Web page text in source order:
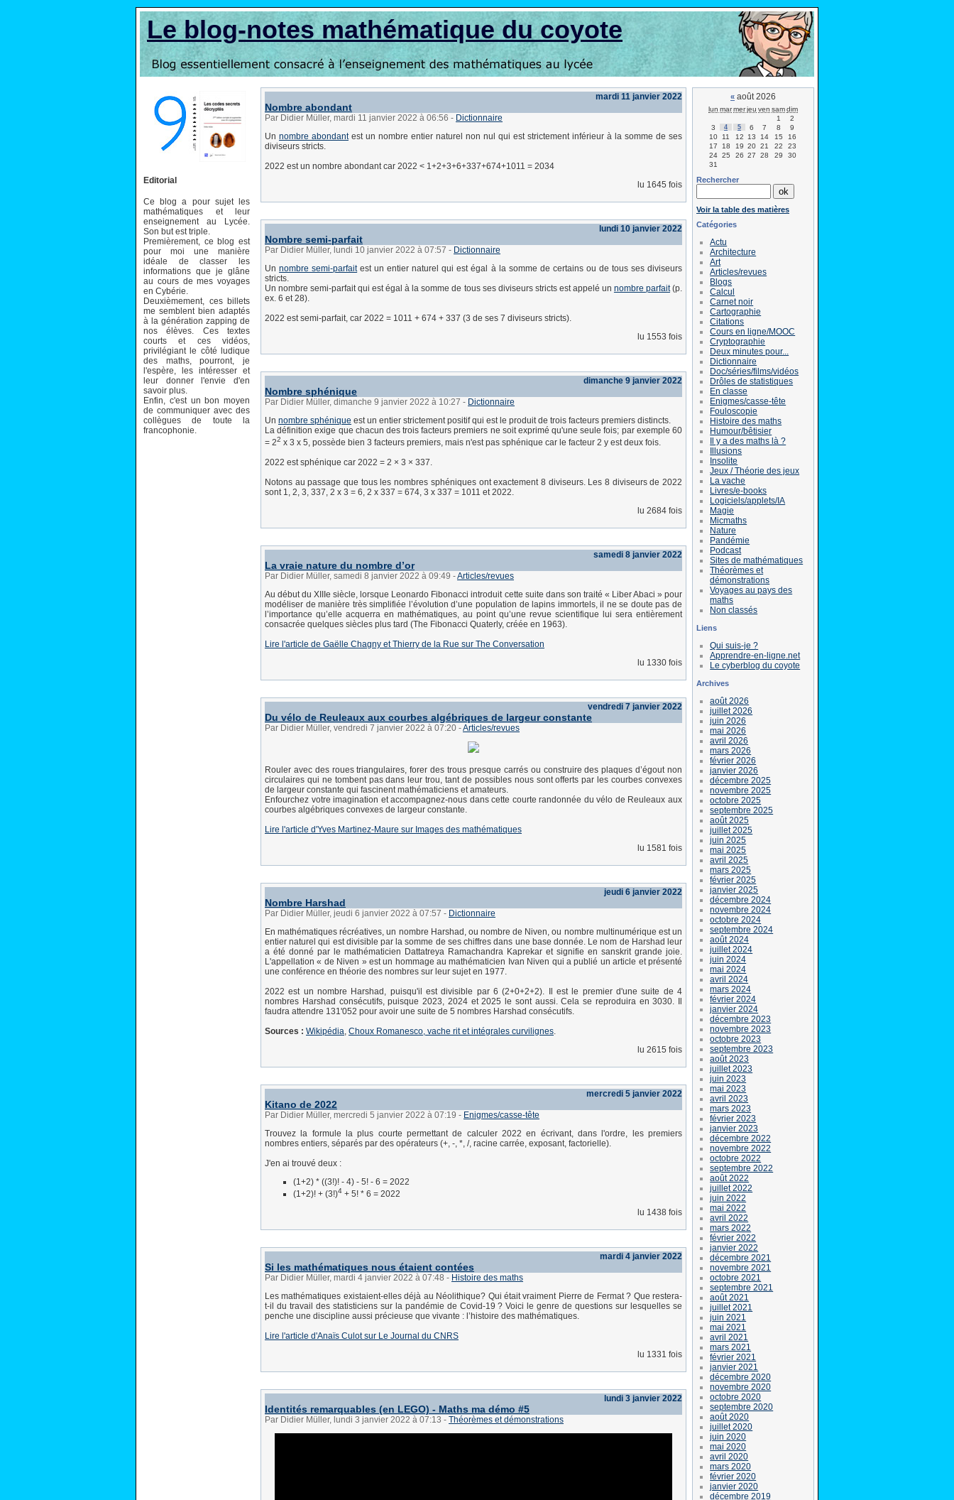
Le blog-notes mathématique du coyote
Editorial
Ce blog a pour sujet les
mathématiques et leur
enseignement au Lycée.
Son but est triple.
Premièrement, ce blog est
pour moi une manière
idéale de classer les
informations que je glâne
au cours de mes voyages
en Cybérie.
Deuxièmement, ces billets
me semblent bien adaptés
à la génération zapping de
nos élèves. Ces textes
courts et ces vidéos,
privilégiant le côté ludique
des maths, pourront, je
l'espère, les intéresser et
leur donner l'envie d'en
savoir plus.
Enfin, c'est un bon moyen
de communiquer avec des
collègues de toute la
francophonie.
mardi 11 janvier 2022
Nombre abondant
Par Didier Müller, mardi 11 janvier 2022 à 06:56 - Dictionnaire
Un nombre abondantest un nombre entier naturel non nul qui est strictement inférieur à la somme de ses
diviseurs stricts.
2022 est un nombre abondant car 2022 < 1+2+3+6+337+674+1011 = 2034
lu 1645 fois
lundi 10 janvier 2022
Nombre semi-parfait
Par Didier Müller, lundi 10 janvier 2022 à 07:57 - Dictionnaire
Unnombre semi-parfaitest un entier naturel qui est égal à la somme de certains ou de tous ses diviseurs
stricts.
Un nombre semi-parfait qui est égal à la somme de tous ses diviseurs stricts est appelé un nombre parfait(p.
ex. 6 et 28).
2022 est semi-parfait, car 2022 = 1011 + 674 + 337 (3 de ses 7 diviseurs stricts).
lu 1553 fois
dimanche 9 janvier 2022
Nombre sphénique
Par Didier Müller, dimanche 9 janvier 2022 à 10:27 - Dictionnaire
Un nombre sphénique est un entier strictement positif qui est le produit de trois facteurs premiers distincts.
La définition exige que chacun des trois facteurs premiers ne soit exprimé qu'une seule fois; par exemple 60
= 22 x 3 x 5, possède bien 3 facteurs premiers, mais n'est pas sphénique car le facteur 2 y est deux fois.
2022 est sphénique car 2022 = 2 × 3 × 337.
Notons au passage que tous les nombres sphéniques ont exactement 8 diviseurs. Les 8 diviseurs de 2022
sont 1, 2, 3, 337, 2 x 3 = 6, 2 x 337 = 674, 3 x 337 = 1011 et 2022.
lu 2684 fois
samedi 8 janvier 2022
La vraie nature du nombre d’or
Par Didier Müller, samedi 8 janvier 2022 à 09:49 -Articles/revues
Au début du XIIIe siècle, lorsque Leonardo Fibonacci introduit cette suite dans son traité « Liber Abaci » pour
modéliser de manière très simplifiée l’évolution d’une population de lapins immortels, il ne se doute pas de
l’importance qu’elle acquerra en mathématiques, au point qu’une revue scientifique lui sera entièrement
consacrée quelques siècles plus tard (The Fibonacci Quaterly, créée en 1963).
Lire l'article de Gaëlle Chagny et Thierry de la Rue sur The Conversation
lu 1330 fois
vendredi 7 janvier 2022
Du vélo de Reuleaux aux courbes algébriques de largeur constante
Par Didier Müller, vendredi 7 janvier 2022 à 07:20 -Articles/revues
Rouler avec des roues triangulaires, forer des trous presque carrés ou construire des plaques d’égout non
circulaires qui ne tombent pas dans leur trou, tant de possibles nous sont offerts par les courbes convexes
de largeur constante qui fascinent mathématiciens et amateurs.
Enfourchez votre imagination et accompagnez-nous dans cette courte randonnée du vélo de Reuleaux aux
courbes algébriques convexes de largeur constante.
Lire l'article d'Yves Martinez-Maure sur Images des mathématiques
lu 1581 fois
jeudi 6 janvier 2022
Nombre Harshad
Par Didier Müller, jeudi 6 janvier 2022 à 07:57 - Dictionnaire
En mathématiques récréatives, un nombre Harshad, ou nombre de Niven, ou nombre multinumérique est un
entier naturel qui est divisible par la somme de ses chiffres dans une base donnée. Le nom de Harshad leur
a été donné par le mathématicien Dattatreya Ramachandra Kaprekar et signifie en sanskrit grande joie.
L'appellation « de Niven » est un hommage au mathématicien Ivan Niven qui a publié un article et présenté
une conférence en théorie des nombres sur leur sujet en 1977.
2022 est un nombre Harshad, puisqu'il est divisible par 6 (2+0+2+2). Il est le premier d'une suite de 4
nombres Harshad consécutifs, puisque 2023, 2024 et 2025 le sont aussi. Cela se reproduira en 3030. Il
faudra attendre 131'052 pour avoir une suite de 5 nombres Harshad consécutifs.
Sources : Wikipédia, Choux Romanesco, vache rit et intégrales curvilignes.
lu 2615 fois
mercredi 5 janvier 2022
Kitano de 2022
Par Didier Müller, mercredi 5 janvier 2022 à 07:19 - Enigmes/casse-tête
Trouvez la formule la plus courte permettant de calculer 2022 en écrivant, dans l'ordre, les premiers
nombres entiers, séparés par des opérateurs (+, -, *, /, racine carrée, exposant, factorielle).
J'en ai trouvé deux :
(1+2) * ((3!)! - 4) - 5! - 6 = 2022
(1+2)! + (3!)4 + 5! * 6 = 2022
lu 1438 fois
mardi 4 janvier 2022
Si les mathématiques nous étaient contées
Par Didier Müller, mardi 4 janvier 2022 à 07:48 - Histoire des maths
Les mathématiques existaient-elles déjà au Néolithique? Qui était vraiment Pierre de Fermat ? Que restera-
t-il du travail des statisticiens sur la pandémie de Covid-19 ? Voici le genre de questions sur lesquelles se
penche une discipline aussi précieuse que vivante : l’histoire des mathématiques.
Lire l'article d'Anaïs Culot sur Le Journal du CNRS
lu 1331 fois
lundi 3 janvier 2022
Identités remarquables (en LEGO) - Maths ma démo #5
Par Didier Müller, lundi 3 janvier 2022 à 07:13 - Théorèmes et démonstrations
« août 2026
lun marmerjeu ven samdim
1
2
3
4 5 6 7 8
9
10
11 12 13 14 15
16
17
18 19 20 21 22
23
24 25 26 27 28 29
30
31
Rechercher
Voir la table des matières
Catégories
Actu
Architecture
Art
Articles/revues
Blogs
Calcul
Carnet noir
Cartographie
Citations
Cours en ligne/MOOC
Cryptographie
Deux minutes pour...
Dictionnaire
Doc/séries/films/vidéos
Drôles de statistiques
En classe
Enigmes/casse-tête
Fouloscopie
Histoire des maths
Humour/bêtisier
Il y a des maths là ?
Illusions
Insolite
Jeux / Théorie des jeux
La vache
Livres/e-books
Logiciels/applets/IA
Magie
Micmaths
Nature
Pandémie
Podcast
Sites de mathématiques
Théorèmes et
démonstrations
Voyages au pays des
maths
Non classés
Liens
Qui suis-je ?
Apprendre-en-ligne.net
Le cyberblog du coyote
Archives
août 2026
juillet 2026
juin 2026
mai 2026
avril 2026
mars 2026
février 2026
janvier 2026
décembre 2025
novembre 2025
octobre 2025
septembre 2025
août 2025
juillet 2025
juin 2025
mai 2025
avril 2025
mars 2025
février 2025
janvier 2025
décembre 2024
novembre 2024
octobre 2024
septembre 2024
août 2024
juillet 2024
juin 2024
mai 2024
avril 2024
mars 2024
février 2024
janvier 2024
décembre 2023
novembre 2023
octobre 2023
septembre 2023
août 2023
juillet 2023
juin 2023
mai 2023
avril 2023
mars 2023
février 2023
janvier 2023
décembre 2022
novembre 2022
octobre 2022
septembre 2022
août 2022
juillet 2022
juin 2022
mai 2022
avril 2022
mars 2022
février 2022
janvier 2022
décembre 2021
novembre 2021
octobre 2021
septembre 2021
août 2021
juillet 2021
juin 2021
mai 2021
avril 2021
mars 2021
février 2021
janvier 2021
décembre 2020
novembre 2020
octobre 2020
septembre 2020
août 2020
juillet 2020
juin 2020
mai 2020
avril 2020
mars 2020
février 2020
janvier 2020
décembre 2019